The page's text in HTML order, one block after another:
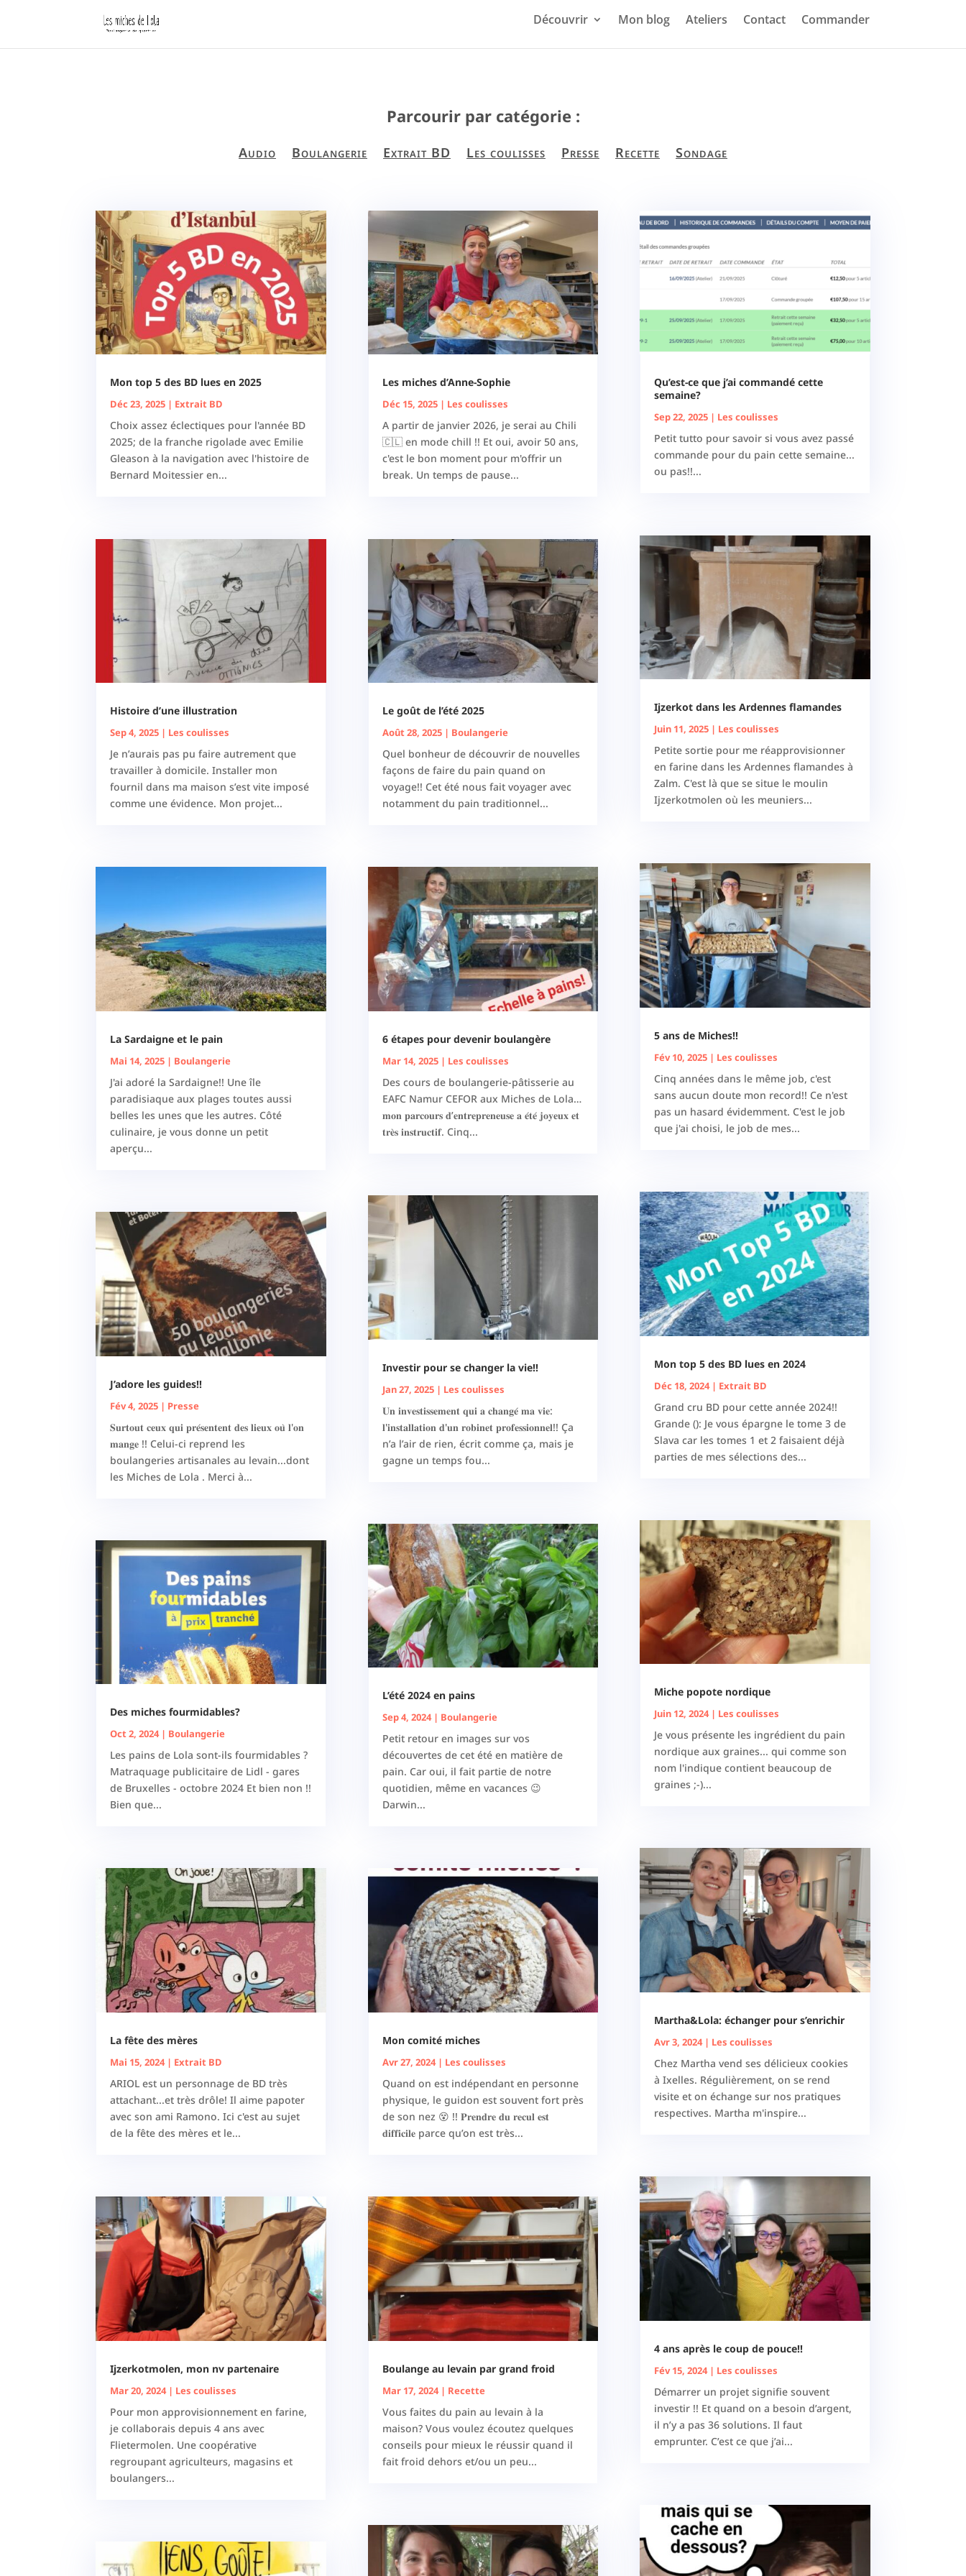
Découvrir Mon blog Ateliers Contact Commander
Parcourir par catégorie :
Audio Boulangerie Extrait BD Les coulisses Presse Recette Sondage
Mon top 5 des BD lues en 2025
Déc 23, 2025 | Extrait BD
Choix assez éclectiques pour l'année BD
2025; de la franche rigolade avec Emilie
Gleason à la navigation avec l'histoire de
Bernard Moitessier en...
Histoire d’une illustration
Sep 4, 2025 | Les coulisses
Je n’aurais pas pu faire autrement que
travailler à domicile. Installer mon
fournil dans ma maison s’est vite imposé
comme une évidence. Mon projet...
La Sardaigne et le pain
Mai 14, 2025 | Boulangerie
J'ai adoré la Sardaigne!! Une île
paradisiaque aux plages toutes aussi
belles les unes que les autres. Côté
culinaire, je vous donne un petit
aperçu...
J’adore les guides!!
Fév 4, 2025 | Presse
𝐒𝐮𝐫𝐭𝐨𝐮𝐭 𝐜𝐞𝐮𝐱 𝐪𝐮𝐢 𝐩𝐫𝐞́𝐬𝐞𝐧𝐭𝐞𝐧𝐭 𝐝𝐞𝐬 𝐥𝐢𝐞𝐮𝐱 𝐨𝐮̀ 𝐥'𝐨𝐧
𝐦𝐚𝐧𝐠𝐞 !! Celui-ci reprend les
boulangeries artisanales au levain...dont
les Miches de Lola . Merci à...
Des miches fourmidables?
Oct 2, 2024| Boulangerie
Les pains de Lola sont-ils fourmidables ?
Matraquage publicitaire de Lidl - gares
de Bruxelles - octobre 2024 Et bien non !!
Bien que...
La fête des mères
Mai 15, 2024| Extrait BD
ARIOL est un personnage de BD très
attachant...et très drôle! Il aime papoter
avec son ami Ramono. Ici c'est au sujet
de la fête des mères et le...
Ijzerkotmolen, mon nv partenaire
Mar 20, 2024| Les coulisses
Pour mon approvisionnement en farine,
je collaborais depuis 4 ans avec
Flietermolen. Une coopérative
regroupant agriculteurs, magasins et
boulangers...
Les miches d’Anne-Sophie
Déc 15, 2025| Les coulisses
A partir de janvier 2026, je serai au Chili
🇨🇱 en mode chill !! Et oui, avoir 50 ans,
c'est le bon moment pour m'offrir un
break. Un temps de pause...
Le goût de l’été 2025
Août 28, 2025| Boulangerie
Quel bonheur de découvrir de nouvelles
façons de faire du pain quand on
voyage!! Cet été nous fait voyager avec
notamment du pain traditionnel...
6 étapes pour devenir boulangère
Mar 14, 2025| Les coulisses
Des cours de boulangerie-pâtisserie au
EAFC Namur CEFOR aux Miches de Lola…
𝐦𝐨𝐧 𝐩𝐚𝐫𝐜𝐨𝐮𝐫𝐬 𝐝’𝐞𝐧𝐭𝐫𝐞𝐩𝐫𝐞𝐧𝐞𝐮𝐬𝐞 𝐚 𝐞́𝐭𝐞́ 𝐣𝐨𝐲𝐞𝐮𝐱 𝐞𝐭
𝐭𝐫𝐞̀𝐬 𝐢𝐧𝐬𝐭𝐫𝐮𝐜𝐭𝐢𝐟. Cinq...
Investir pour se changer la vie!!
Jan 27, 2025| Les coulisses
𝐔𝐧 𝐢𝐧𝐯𝐞𝐬𝐭𝐢𝐬𝐬𝐞𝐦𝐞𝐧𝐭 𝐪𝐮𝐢 𝐚 𝐜𝐡𝐚𝐧𝐠𝐞́ 𝐦𝐚 𝐯𝐢𝐞:
𝐥'𝐢𝐧𝐬𝐭𝐚𝐥𝐥𝐚𝐭𝐢𝐨𝐧 𝐝'𝐮𝐧 𝐫𝐨𝐛𝐢𝐧𝐞𝐭 𝐩𝐫𝐨𝐟𝐞𝐬𝐬𝐢𝐨𝐧𝐧𝐞𝐥!! Ça
n’a l’air de rien, écrit comme ça, mais je
gagne un temps fou...
L’été 2024 en pains
Sep 4, 2024| Boulangerie
Petit retour en images sur vos
découvertes de cet été en matière de
pain. Car oui, il fait partie de notre
quotidien, même en vacances 😉
Darwin...
Mon comité miches
Avr 27, 2024| Les coulisses
Quand on est indépendant en personne
physique, le guidon est souvent fort près
de son nez 😵 !! 𝐏𝐫𝐞𝐧𝐝𝐫𝐞 𝐝𝐮 𝐫𝐞𝐜𝐮𝐥 𝐞𝐬𝐭
𝐝𝐢𝐟𝐟𝐢𝐜𝐢𝐥𝐞 parce qu’on est très...
Boulange au levain par grand froid
Mar 17, 2024| Recette
Vous faites du pain au levain à la
maison? Vous voulez écoutez quelques
conseils pour mieux le réussir quand il
fait froid dehors et/ou un peu...
Qu’est-ce que j’ai commandé cette
semaine?
Sep 22, 2025| Les coulisses
Petit tutto pour savoir si vous avez passé
commande pour du pain cette semaine...
ou pas!!...
Ijzerkot dans les Ardennes flamandes
Juin 11, 2025| Les coulisses
Petite sortie pour me réapprovisionner
en farine dans les Ardennes flamandes à
Zalm. C'est là que se situe le moulin
Ijzerkotmolen où les meuniers...
5 ans de Miches!!
Fév 10, 2025| Les coulisses
Cinq années dans le même job, c'est
sans aucun doute mon record!! Ce n'est
pas un hasard évidemment. C'est le job
que j'ai choisi, le job de mes...
Mon top 5 des BD lues en 2024
Déc 18, 2024| Extrait BD
Grand cru BD pour cette année 2024!!
Grande (): Je vous épargne le tome 3 de
Slava car les tomes 1 et 2 faisaient déjà
parties de mes sélections des...
Miche popote nordique
Juin 12, 2024| Les coulisses
Je vous présente les ingrédient du pain
nordique aux graines... qui comme son
nom l'indique contient beaucoup de
graines ;-)...
Martha&Lola: échanger pour s’enrichir
Avr 3, 2024| Les coulisses
Chez Martha vend ses délicieux cookies
à Ixelles. Régulièrement, on se rend
visite et on échange sur nos pratiques
respectives. Martha m'inspire...
4 ans après le coup de pouce!!
Fév 15, 2024| Les coulisses
Démarrer un projet signifie souvent
investir !! Et quand on a besoin d’argent,
il n’y a pas 36 solutions. Il faut
emprunter. C’est ce que j’ai...